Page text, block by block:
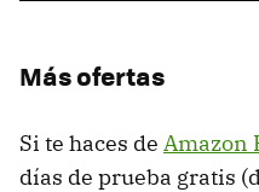
Más ofertas
Si te haces de Amazon
días de prueba gratis